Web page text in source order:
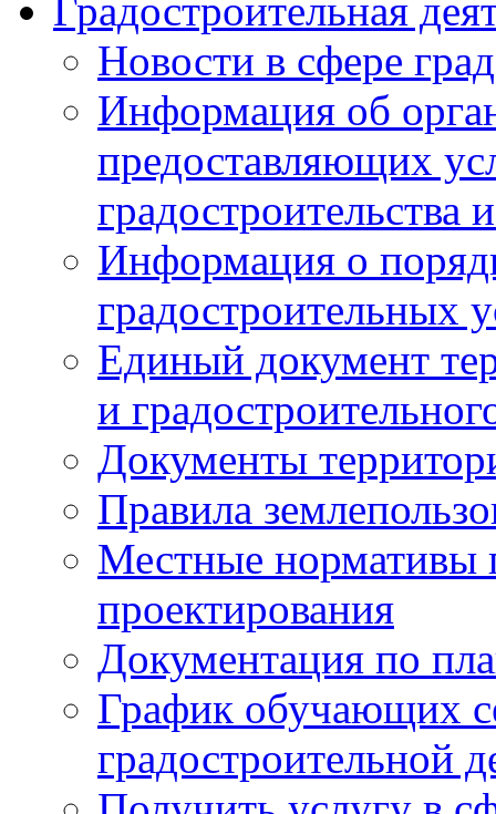
Градостроительная
Новости в сфере
Информация об
предоставляющих
градостроительства
Информация о
градостроительных
Единый документ
и
Документы
Правила
Местные нормативы
проектирования
Документация по
График обучающих
градостроительной